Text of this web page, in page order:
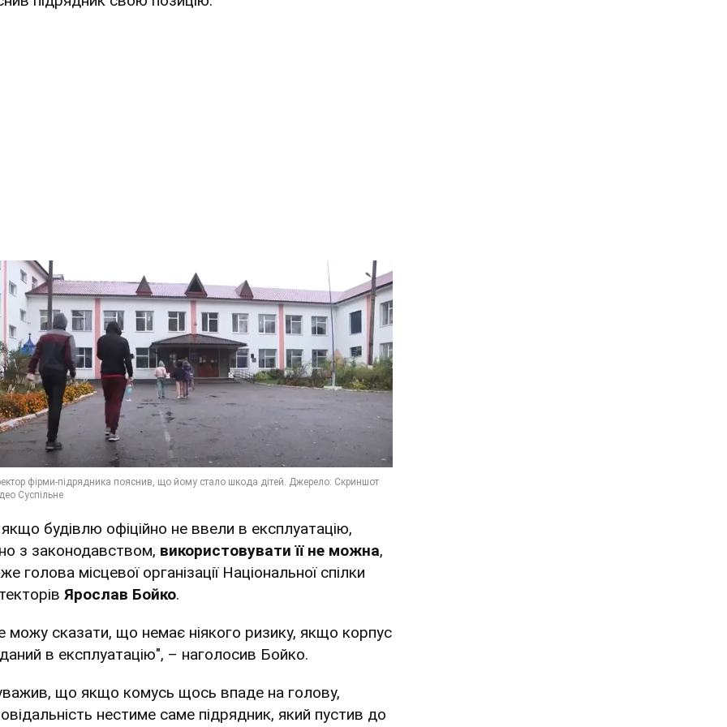
будівлю офіційно не ввели в експлуатацію,
з законодавством, використовувати її не можна,
голова місцевої організації Національної спілки
Ярослав Бойко.
можу сказати, що немає ніякого ризику, якщо корпус
в експлуатацію", – наголосив Бойко.
що якщо комусь щось впаде на голову,
нестиме саме підрядник, який пустив до